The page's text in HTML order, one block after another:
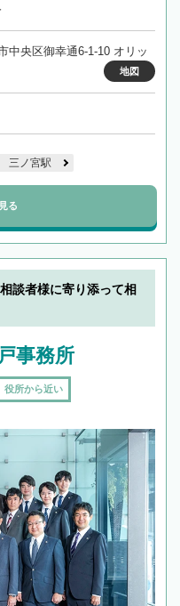
中央区御幸通6-1-10 オリッ
地図
三ノ宮駅
る
談者様に寄り添って相
事務所
役所から近い